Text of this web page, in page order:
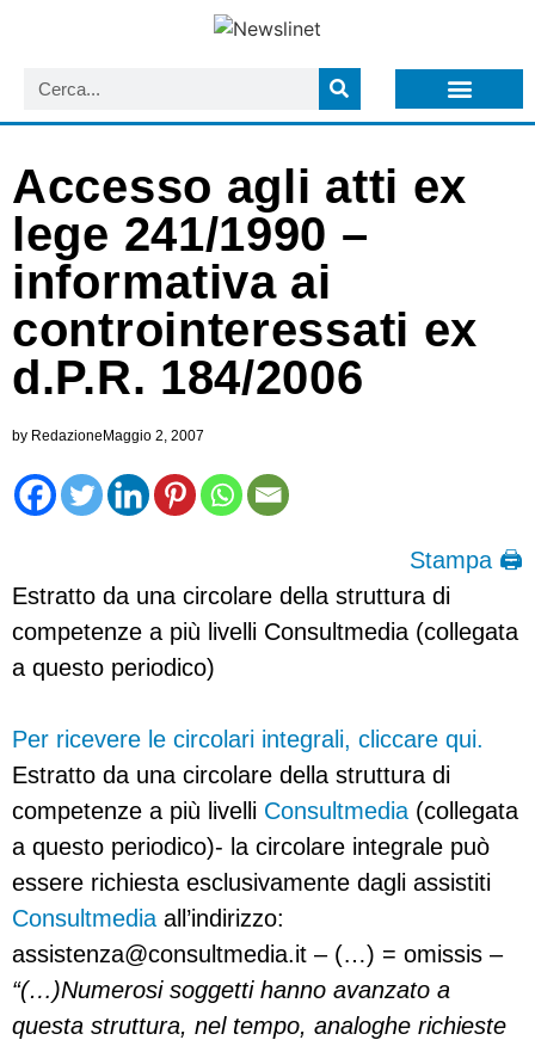
Accesso agli atti ex
lege 241/1990 –
informativa ai
controinteressati ex
d.P.R. 184/2006
by RedazioneMaggio 2, 2007
Stampa 🖨
Estratto da una circolare della struttura di
competenze a più livelli Consultmedia (collegata
a questo periodico)
Per ricevere le circolari integrali, cliccare qui.
Estratto da una circolare della struttura di
competenze a più livelli Consultmedia (collegata
a questo periodico)- la circolare integrale può
essere richiesta esclusivamente dagli assistiti
Consultmedia all’indirizzo:
assistenza@consultmedia.it – (…) = omissis –
“(…)Numerosi soggetti hanno avanzato a
questa struttura, nel tempo, analoghe richieste